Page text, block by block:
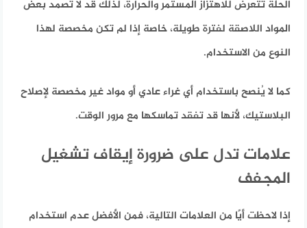
الحلة تتعرض للاهتزاز المستمر والحرارة، لذلك قد لا تصمد بعض
المواد اللاصقة لفترة طويلة، خاصة إذا لم تكن مخصصة لهذا
النوع من الاستخدام.
كما لا يُنصح باستخدام أي غراء عادي أو مواد غير مخصصة لإصلاح
البلاستيك، لأنها قد تفقد تماسكها مع مرور الوقت.
علامات تدل على ضرورة إيقاف تشغيل
المجفف
إذا لاحظت أيًا من العلامات التالية، فمن الأفضل عدم استخدام